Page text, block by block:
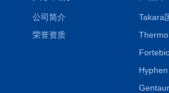
公司简介
荣誉资质
Takara